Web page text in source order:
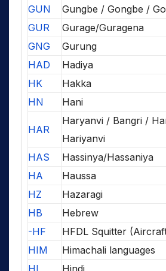
GUN
Gungbe / Gongbe /
GUR
Gurage/Guragena
GNG
Gurung
HAD
Hadiya
HK
Hakka
HN
Hani
HAR
Haryanvi / Bangri /
Hariyanvi
HAS
Hassinya/Hassaniya
HA
Haussa
HZ
Hazaragi
HB
Hebrew
-HF
HFDL Squitter
HIM
Himachali languages
HI
Hindi